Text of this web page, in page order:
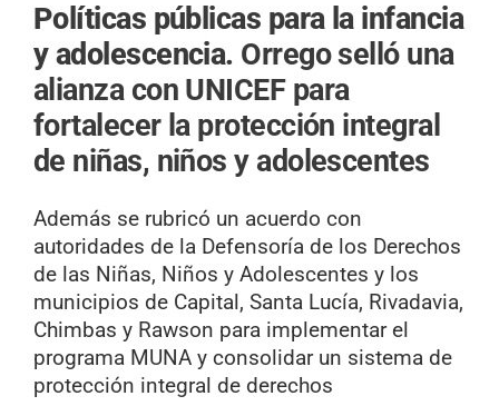
Políticas públicas para la infancia
y adolescencia. Orrego selló una
alianza con UNICEF para
fortalecer la protección integral
de niñas, niños y adolescentes
Además se rubricó un acuerdo con
autoridades de la Defensoría de los Derechos
de las Niñas, Niños y Adolescentes y los
municipios de Capital, Santa Lucía, Rivadavia,
Chimbas y Rawson para implementar el
programa MUNA y consolidar un sistema de
protección integral de derechos